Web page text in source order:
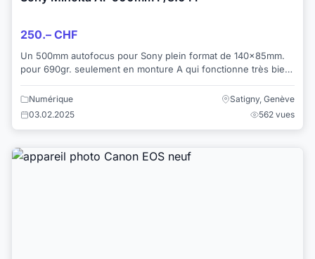
250.– CHF
Un 500mm autofocus pour Sony plein format de 140x85mm.
pour 690gr. seulement en monture A qui fonctionne très bien
avec l’adaptateur pour monture E (L...
Numérique
Satigny, Genève
03.02.2025
562 vues